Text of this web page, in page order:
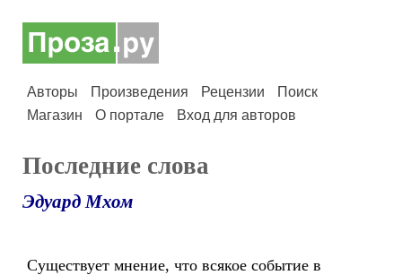
Авторы Произведения Рецензии
Поиск
Магазин
О портале Вход для авторов
Последние слова
Эдуард Мхом
Существует мнение, что всякое событие в